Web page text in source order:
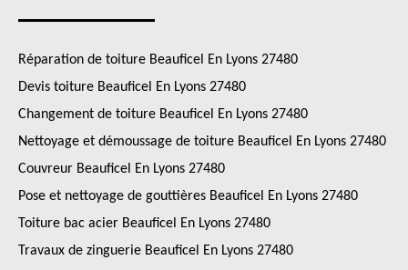
Réparation de toiture Beauficel En Lyons 27480
Devis toiture Beauficel En Lyons 27480
Changement de toiture Beauficel En Lyons 27480
Nettoyage et démoussage de toiture Beauficel En Lyons 27480
Couvreur Beauficel En Lyons 27480
Pose et nettoyage de gouttières Beauficel En Lyons 27480
Toiture bac acier Beauficel En Lyons 27480
Travaux de zinguerie Beauficel En Lyons 27480